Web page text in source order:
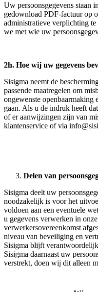
Uw persoonsgegevens staan
gedownload PDF-factuur op
administratieve verplichting
we met wie uw
2h. Hoe wij uw gegevens
Sisigma neemt de
passende maatregelen om
ongewenste
gaan. Als u de indruk heeft
of er aanwijzingen zijn van
klantenservice of via
Delen van
Sisigma deelt uw
noodzakelijk is voor het
voldoen aan een eventuele
u gegevens verwerken in
verwerkersovereenkomst
niveau van beveiliging en
Sisigma blijft
Sisigma daarnaast uw
verstrekt, doen wij dit alleen